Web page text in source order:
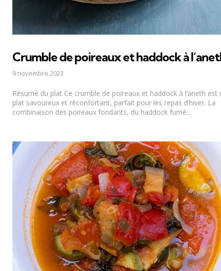
Crumble de poireaux et haddock à
9 novembre 2023
Résumé du plat Ce crumble de poireaux et haddock à l’aneth est
plat savoureux et réconfortant, parfait pour les repas d’hiver. La
combinaison des poireaux fondants, du haddock fumé...